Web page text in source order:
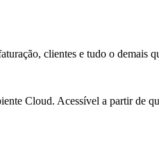
clientes e tudo o demais
Cloud. Acessível a partir de